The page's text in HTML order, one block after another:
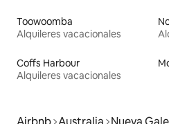
Toowoomba
Alquileres vacacionales
Coffs Harbour
Alquileres vacacionales